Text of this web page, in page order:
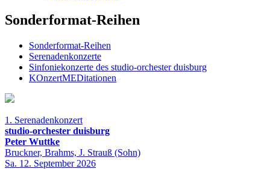
Sonderformat-Reihen
Sonderformat-Reihen
Serenadenkonzerte
Sinfoniekonzerte des studio-orchester duisburg
KOnzertMEDitationen
1. Serenadenkonzert
studio-orchester duisburg
Peter Wuttke
Bruckner, Brahms, J. Strauß (Sohn)
Sa. 12. September 2026